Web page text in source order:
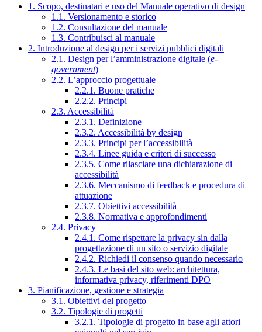
1. Scopo, destinatari e uso del Manuale operativo di design
1.1. Versionamento e storico
1.2. Consultazione del manuale
1.3. Contribuisci al manuale
2. Introduzione al design per i servizi pubblici digitali
2.1. Design per l’amministrazione digitale (e-
government)
2.2. L’approccio progettuale
2.2.1. Buone pratiche
2.2.2. Principi
2.3. Accessibilità
2.3.1. Definizione
2.3.2. Accessibilità by design
2.3.3. Principi per l’accessibilità
2.3.4. Linee guida e criteri di successo
2.3.5. Come rilasciare una dichiarazione di
accessibilità
2.3.6. Meccanismo di feedback e procedura di
attuazione
2.3.7. Obiettivi accessibilità
2.3.8. Normativa e approfondimenti
2.4. Privacy
2.4.1. Come rispettare la privacy sin dalla
progettazione di un sito o servizio digitale
2.4.2. Richiedi il consenso quando necessario
2.4.3. Le basi del sito web: architettura,
informativa privacy, riferimenti DPO
3. Pianificazione, gestione e strategia
3.1. Obiettivi del progetto
3.2. Tipologie di progetti
3.2.1. Tipologie di progetto in base agli attori